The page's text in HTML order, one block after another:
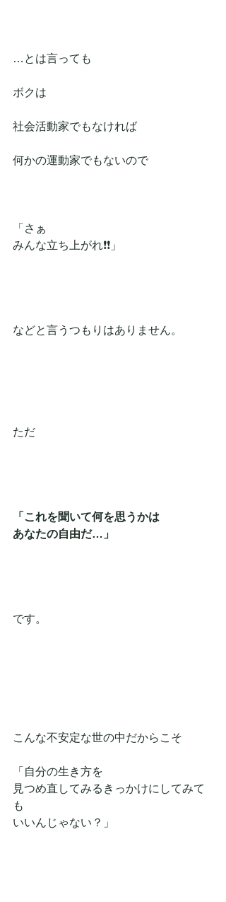
…とは言っても
ボクは
社会活動家でもなければ
何かの運動家でもないので
「さぁ
みんな立ち上がれ❗❗」
などと言うつもりはありません。
ただ
「これを聞いて何を思うかは
あなたの自由だ…」
です。
こんな不安定な世の中だからこそ
「自分の生き方を
見つめ直してみるきっかけにしてみて
も
いいんじゃない？」